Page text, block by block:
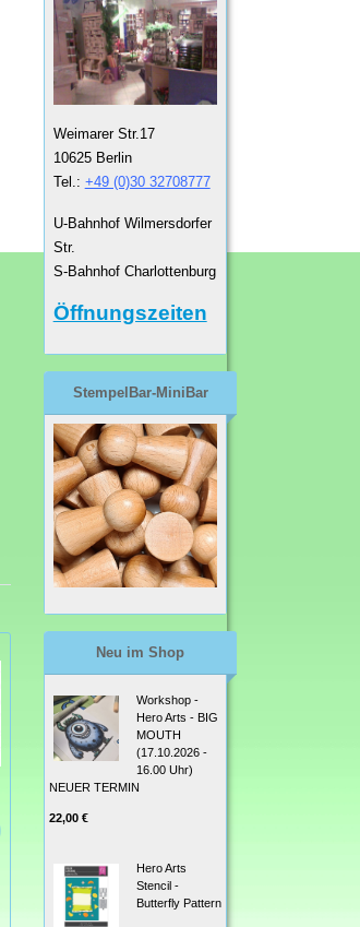
Gummistempel
Cling Stamp
AND TWEEDLE
DUM
RUBBERSTAMP
CHRISTMAS
SENTIMENT
Weimarer Str.17
10625 Berlin
Tel.: +49 (0)30 32708777
U-Bahnhof Wilmersdorfer
Str.
S-Bahnhof Charlottenburg
Öffnungszeiten
StempelBar-MiniBar
Neu im Shop
Workshop -
Hero Arts - BIG
MOUTH
(17.10.2026 -
16.00 Uhr)
NEUER TERMIN
22,00 €
Hero Arts
Stencil -
Butterfly Pattern